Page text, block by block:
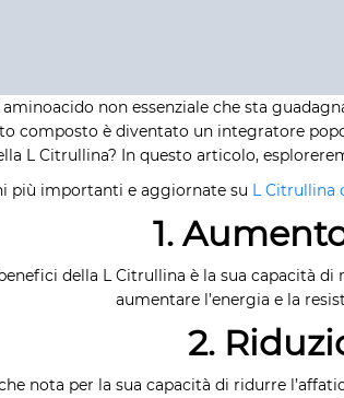
non essenziale che sta
composto è diventato un integratore
L Citrullina? In questo articolo,
più importanti e aggiornate su L Citrullina
1.
della L Citrullina è la sua capacità
aumentare l’energia e la
2.
nota per la sua capacità di ridurre